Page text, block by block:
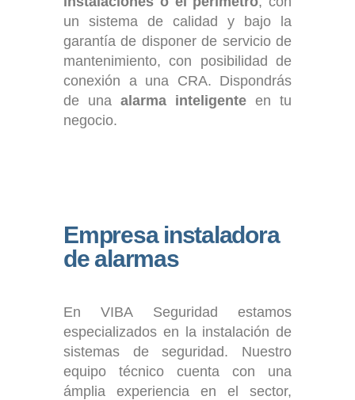
un sistema de calidad y bajo la
garantía de disponer de servicio de
mantenimiento, con posibilidad de
conexión a una CRA. Dispondrás
de una alarma inteligente en tu
negocio.
Empresa instaladora
de alarmas
En VIBA Seguridad estamos
especializados en la instalación de
sistemas de seguridad. Nuestro
equipo técnico cuenta con una
ámplia experiencia en el sector,